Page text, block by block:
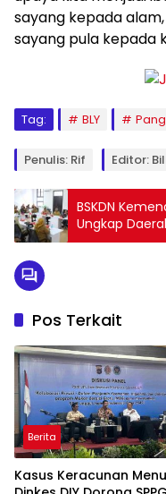
sayang kepada
sayang pula kepada
Tag: BLY
Penulis: Rif Editor:
BSKDN
Ungkap
hingga Kurang
Pos Terkait
Berita
Kasus Keracunan